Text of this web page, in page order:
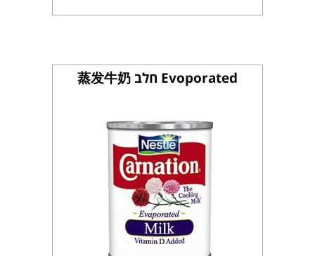
Evoporated חלב 蒸发牛奶